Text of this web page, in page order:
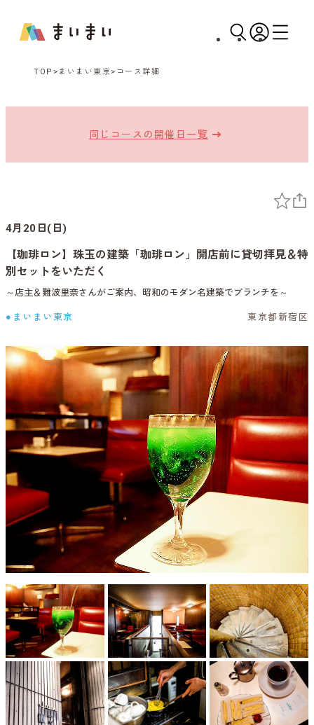
TOP まいまい東京 コース詳細
同じコースの開催日一覧
4月20日(日)
【珈琲ロン】珠玉の建築「珈琲ロン」開店前に貸切拝見＆特
別セットをいただく
～店主＆難波里奈さんがご案内、昭和のモダン名建築でブランチを～
●まいまい東京 東京都新宿区